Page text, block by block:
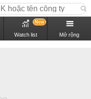
Watch list
New
Mở rộng